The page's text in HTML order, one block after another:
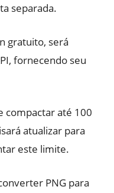
separada.
gratuito, será
fornecendo seu
compactar até 100
atualizar para
este limite.
PNG para